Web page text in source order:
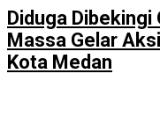
Diduga Dibekingi
Massa Gelar
Kota Medan